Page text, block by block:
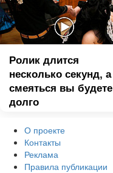
Ролик длится
несколько секунд, а
смеяться вы будете
долго
О проекте
Контакты
Реклама
Правила публикации